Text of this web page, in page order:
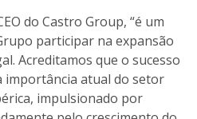
do Castro Group, “é um
participar na expansão
Acreditamos que o sucesso
importância atual do setor
impulsionado por